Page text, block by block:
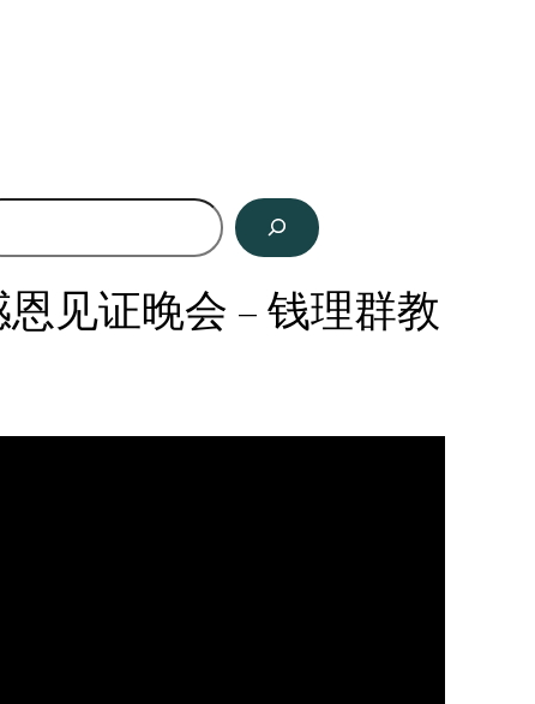
见证晚会 – 钱理群教